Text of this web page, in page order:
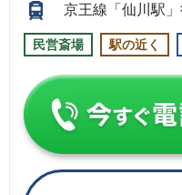
京王線「仙川駅
民営斎場 駅の近く